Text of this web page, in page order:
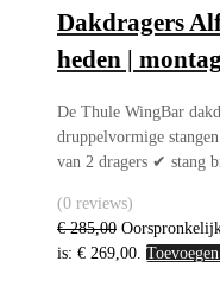
Dakdragers
heden |
De Thule WingBar
druppelvormige
van 2 dragers ✔ stang
(0 reviews)
€285,00
is: € 269,00.